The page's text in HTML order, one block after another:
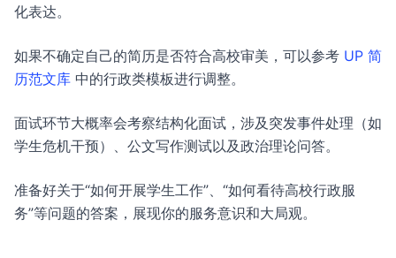
化表达。
如果不确定自己的简历是否符合高校审美，可以参考 UP 简
历范文库 中的行政类模板进行调整。
面试环节大概率会考察结构化面试，涉及突发事件处理（如
学生危机干预）、公文写作测试以及政治理论问答。
准备好关于“如何开展学生工作”、“如何看待高校行政服
务”等问题的答案，展现你的服务意识和大局观。